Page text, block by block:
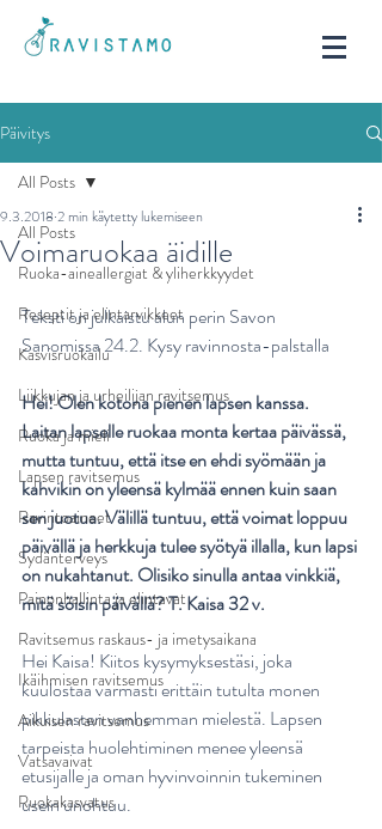
Päivitys
All Posts
Ruoka-aineallergiat & yliherkkyydet
Reseptit ja elintarvikkeet
Kasvisruokailu
Liikkujan ja urheilijan ravitsemus
Ruoka ja mieli
Lapsen ravitsemus
Ravintoaineet
Sydänterveys
Painonhallinta ja elintavat
Ravitsemus raskaus- ja imetysaikana
Ikäihmisen ravitsemus
Aikuisen ravitsemus
Vatsavaivat
Ruokakasvatus
All Posts
Voimaruokaa äidille
9.3.2018 2 min käytetty lukemiseen
Teksti on julkaistu alun perin Savon
Sanomissa 24.2. Kysy ravinnosta-palstalla
Hei! Olen kotona pienen lapsen kanssa.
Laitan lapselle ruokaa monta kertaa päivässä,
mutta tuntuu, että itse en ehdi syömään ja
kahvikin on yleensä kylmää ennen kuin saan
sen juotua. Välillä tuntuu, että voimat loppuu
päivällä ja herkkuja tulee syötyä illalla, kun lapsi
on nukahtanut. Olisiko sinulla antaa vinkkiä,
mitä söisin päivällä? T. Kaisa 32 v.
Hei Kaisa! Kiitos kysymyksestäsi, joka
kuulostaa varmasti erittäin tutulta monen
pikkulasten vanhemman mielestä. Lapsen
tarpeista huolehtiminen menee yleensä
etusijalle ja oman hyvinvoinnin tukeminen
usein unohtuu.